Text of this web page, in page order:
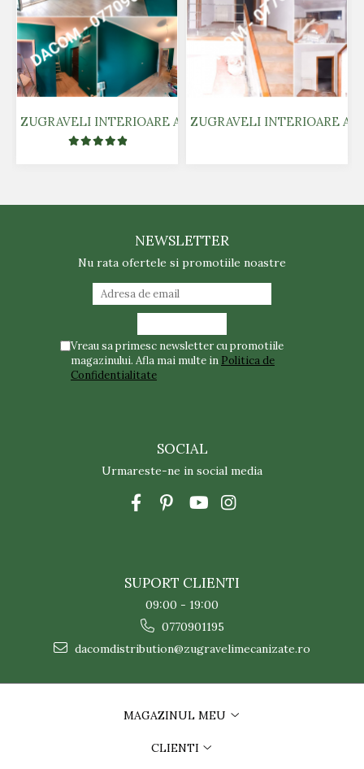
ZUGRAVELI INTERIOARE AIRLESS - COLOR
ZUGRAVELI INTERIOARE
NEWSLETTER
Nu rata ofertele si promotiile noastre
Vreau sa primesc newsletter cu promotiile
magazinului. Afla mai multe in Politica de
Confidentialitate
SOCIAL
Urmareste-ne in social media
SUPORT CLIENTI
09:00 - 19:00
0770901195
dacomdistribution@zugravelimecanizate.ro
MAGAZINUL MEU
CLIENTI